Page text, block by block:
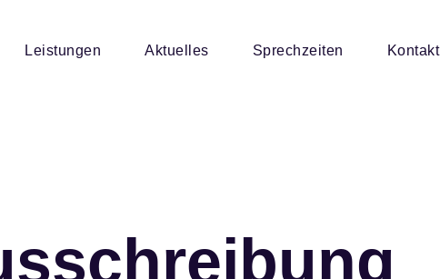
Leistungen Aktuelles Sprechzeiten Kontakt